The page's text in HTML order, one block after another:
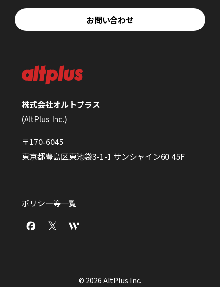
株式会社オルトプラス
(AltPlus Inc.)
〒170-6045
東京都豊島区東池袋3-1-1 サンシャイン60 45F
ポリシー等一覧
お問い合わせ
© 2026 AltPlus Inc.